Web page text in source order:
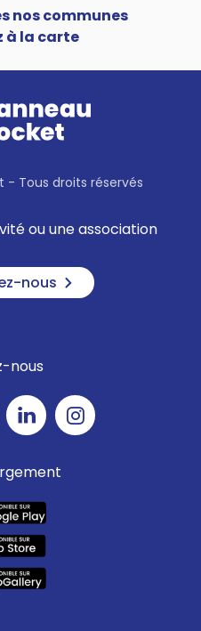
nos communes
à la carte
- Tous droits réservés
ou une association
nous
nous